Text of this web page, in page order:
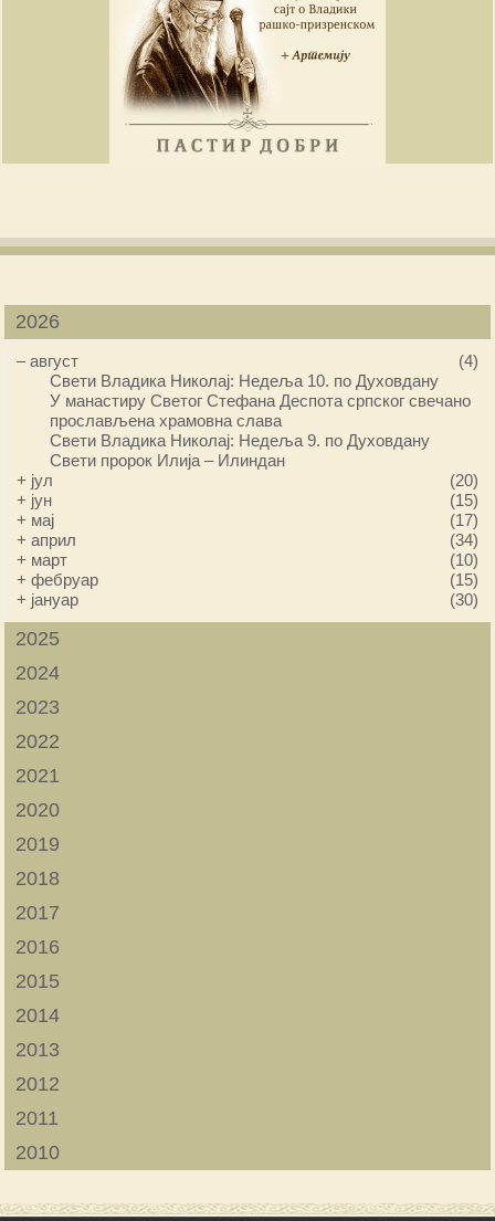
2026
–август
(4)
Свети Владика Николај: Недеља 10. по Духовдану
У манастиру Светог Стефана Деспота српског свечано
прослављена храмовна слава
Свети Владика Николај: Недеља 9. по Духовдану
Свети пророк Илија – Илиндан
+ јул
(20)
+ јун
(15)
+ мај
(17)
+април
(34)
+ март
(10)
+фебруар
(15)
+ јануар (30)
2025
2024
2023
2022
2021
2020
2019
2018
2017
2016
2015
2014
2013
2012
2011
2010